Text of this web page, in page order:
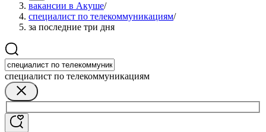
вакансии в Акуше/
специалист по телекоммуникациям/
за последние три дня
специалист по телекоммуникациям